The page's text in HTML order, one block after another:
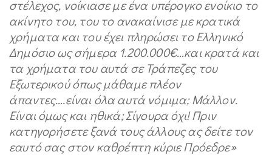
στέλεχος, νοίκιασε με ένα υπέρογκο ενοίκιο το
ακίνητο του, του το ανακαίνισε με κρατικά
χρήματα και του έχει πληρώσει το Ελληνικό
Δημόσιο ως σήμερα 1.200.000€…και κρατά και
τα χρήματα του αυτά σε Τράπεζες του
Εξωτερικού όπως μάθαμε πλέον
άπαντες….είναι όλα αυτά νόμιμα; Μάλλον.
Είναι όμως και ηθικά; Σίγουρα όχι! Πριν
κατηγορήσετε ξανά τους άλλους ας δείτε τον
εαυτό σας στον καθρέπτη κύριε Πρόεδρε»